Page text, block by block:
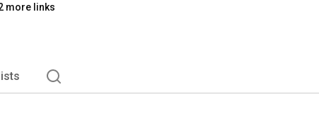
camping, pesca, veterinária, ferramentas, jardim, esporte,
western, moto Racing, informática, eletrônicos, fotografia, moda e
eletrodomésticos, perfumes, cosméticos, saúde, higiene e
more links